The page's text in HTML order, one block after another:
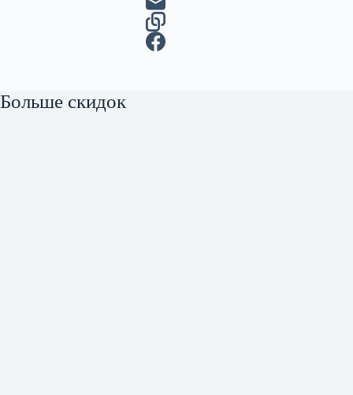
Больше скидок